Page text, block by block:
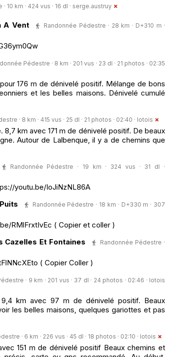
10 km · 424 vus · 16 dl · serge.austruy
A Vent
Randonnée Pédestre · 28 km · D+310 m ·
Pédestre · 8 km · 201 vus · 23 dl · 21 photos · 02:35
176 m de dénivelé positif. Mélange de bons
et les belles maisons. Dénivelé cumulé
· 8 km · 415 vus · 25 dl · 21 photos · 02:40 · lotois
km avec 171 m de dénivelé positif. De beaux
Autour de Lalbenque, il y a de chemins que
Randonnée Pédestre · 19 km · 324 vus · 31 dl ·
youtu.be/IoJiNzNL86A
Randonnée Pédestre · 18 km · D+330 m · 307
RMlFrxtIvEc ( Copier et coller )
Cazelles Et Fontaines
Randonnée Pédestre ·
( Copier Coller )
· 9 km · 201 vus · 37 dl · 24 photos · 02:46 · lotois
km avec 97 m de dénivelé positif. Beaux
les belles maisons, quelques gariottes et pas
· 6 km · 226 vus · 45 dl · 18 photos · 02:10 · lotois
151 m de dénivelé positif Beaux chemins et